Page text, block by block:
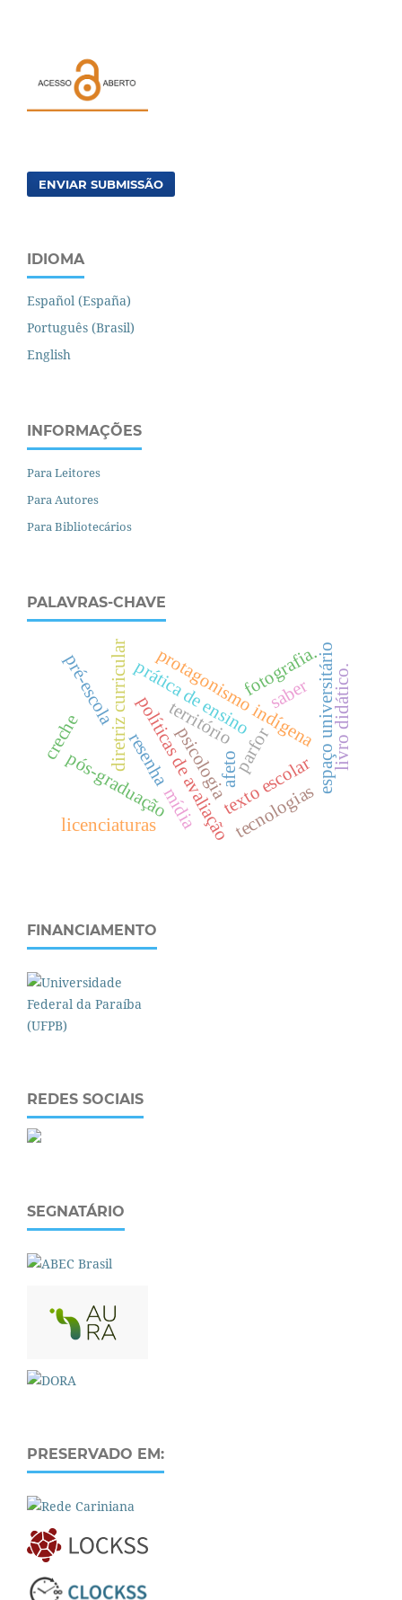
ENVIAR SUBMISSÃO
IDIOMA
Español (España)
Português (Brasil)
English
INFORMAÇÕES
Para Leitores
Para Autores
Para Bibliotecários
PALAVRAS-CHAVE
resenha
território
diretriz curricularprática de ensino
texto escolar
políticas de avaliação espaço universitário
pós-graduação
protagonismo indígena
saber
mídia
livro didático.
licenciaturas
parfor
pré-escola
creche psicologia
tecnologias
fotografia.
afeto
FINANCIAMENTO
REDES SOCIAIS
SEGNATÁRIO
PRESERVADO EM: